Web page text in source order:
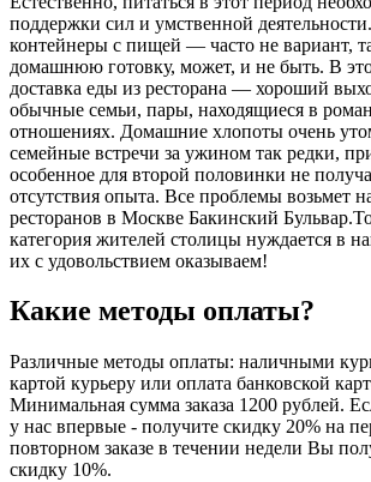
поддержки сил и умственной
контейнеры с пищей ― часто не вариант,
домашнюю готовку, может, и не быть. В
доставка еды из ресторана ― хороший
обычные семьи, пары, находящиеся в
отношениях. Домашние хлопоты очень
семейные встречи за ужином так редки,
особенное для второй половинки не
отсутствия опыта. Все проблемы возьмет
ресторанов в Москве Бакинский
категория жителей столицы нуждается в
их с удовольствием оказываем!
Какие методы оплаты?
Различные методы оплаты: наличными
картой курьеру или оплата банковской
Минимальная сумма заказа 1200 рублей.
у нас впервые - получите скидку 20% на
повторном заказе в течении недели Вы
скидку 10%.